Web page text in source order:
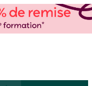
à Paris et en régions